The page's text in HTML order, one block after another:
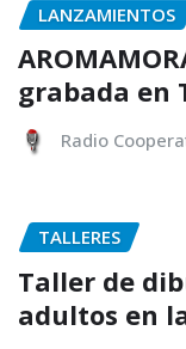
LANZAMIENTOS
grabada en
Radio
TALLERES
Taller de
adultos en